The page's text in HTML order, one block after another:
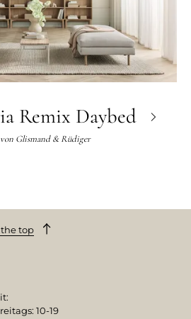
Remix Daybed
Glismand & Rüdiger
the top
10-19